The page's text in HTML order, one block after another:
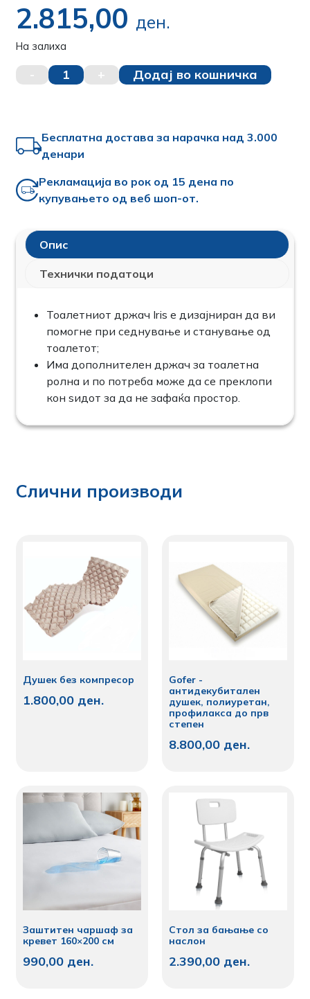
2.815,00 ден.
На залиха
- 1 + Додај во кошничка
Бесплатна достава за нарачка над 3.000
денари
Рекламација во рок од 15 дена по
купувањето од веб шоп-от.
Опис
Технички податоци
Тоалетниот држач Iris е дизајниран да ви
помогне при седнување и станување од
тоалетот;
Има дополнителен држач за тоалетна
ролна и по потреба може да се преклопи
кон ѕидот за да не зафаќа простор.
Слични производи
Душек без компресор
1.800,00 ден.
Gofer -
антидекубитален
душек, полиуретан,
профилакса до прв
степен
8.800,00 ден.
Заштитен чаршаф за
кревет 160×200 см
990,00 ден.
Стол за бањање со
наслон
2.390,00 ден.